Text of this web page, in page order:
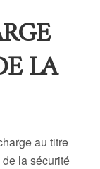
LA
au titre
la sécurité